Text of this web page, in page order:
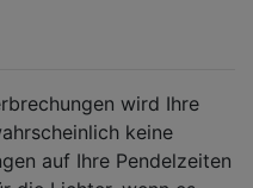
wird Ihre
keine
auf Ihre Pendelzeiten